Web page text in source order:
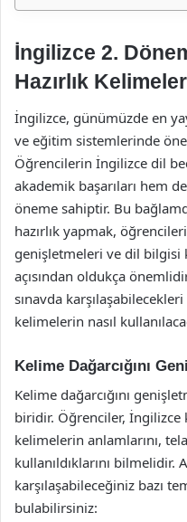
İngilizce 2. Dönem
Hazırlık
İngilizce, günümüzde en
ve eğitim sistemlerinde
Öğrencilerin İngilizce dil
akademik başarıları hem
öneme sahiptir. Bu
hazırlık yapmak,
genişletmeleri ve dil bilgisi
açısından oldukça
sınavda
kelimelerin nasıl
Kelime Dağarcığını
Kelime dağarcığını
biridir. Öğrenciler,
kelimelerin anlamlarını,
kullanıldıklarını bilmelidir.
karşılaşabileceğiniz bazı
bulabilirsiniz: